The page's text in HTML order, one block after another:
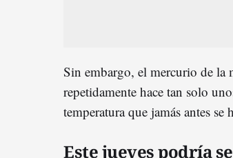
Sin embargo, el mercurio de la
repetidamente hace tan solo
temperatura que jamás antes
Este jueves podría